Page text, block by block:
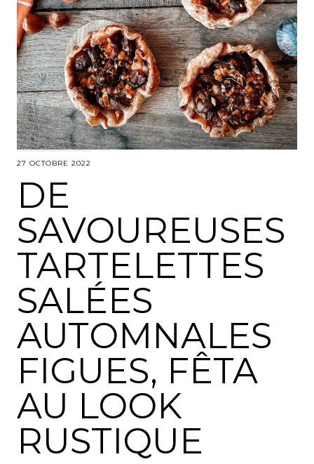
27 OCTOBRE 2022
DE
SAVOUREUSES
TARTELETTES
SALÉES
AUTOMNALES
FIGUES, FÊTA
AU LOOK
RUSTIQUE